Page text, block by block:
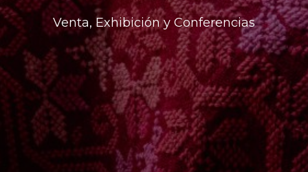
Venta, Exhibición y Conferencias